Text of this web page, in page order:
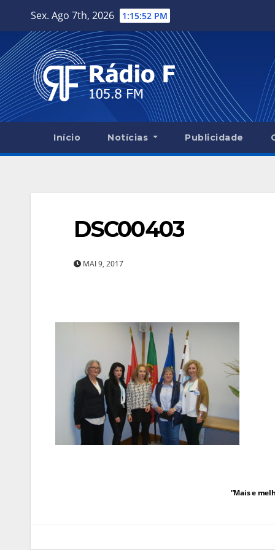
content
Sex. Ago 7th, 2026 1:15:53 PM
Início Notícias Publicidade
DSC00403
MAI 9, 2017
“Mais e